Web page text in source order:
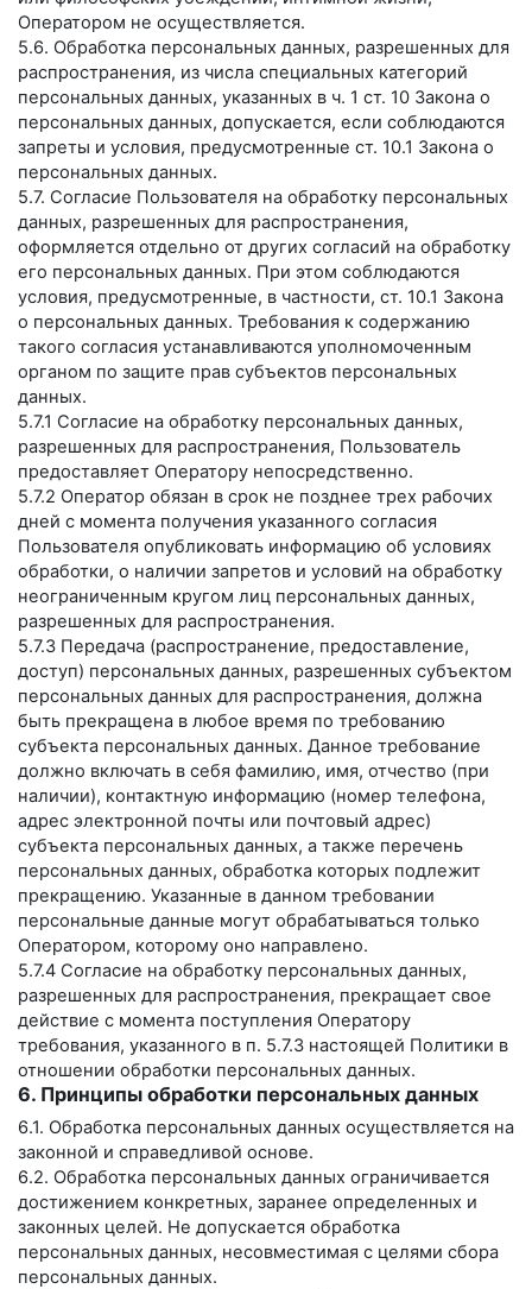
Оператором не осуществляется.
5.6. Обработка персональных данных, разрешенных для
распространения, из числа специальных категорий
персональных данных, указанных в ч. 1 ст. 10 Закона о
персональных данных, допускается, если соблюдаются
запреты и условия, предусмотренные ст. 10.1 Закона о
персональных данных.
5.7. Согласие Пользователя на обработку персональных
данных, разрешенных для распространения,
оформляется отдельно от других согласий на обработку
его персональных данных. При этом соблюдаются
условия, предусмотренные, в частности, ст. 10.1 Закона
о персональных данных. Требования к содержанию
такого согласия устанавливаются уполномоченным
органом по защите прав субъектов персональных
данных.
5.7.1 Согласие на обработку персональных данных,
разрешенных для распространения, Пользователь
предоставляет Оператору непосредственно.
5.7.2 Оператор обязан в срок не позднее трех рабочих
дней с момента получения указанного согласия
Пользователя опубликовать информацию об условиях
обработки, о наличии запретов и условий на обработку
неограниченным кругом лиц персональных данных,
разрешенных для распространения.
5.7.3 Передача (распространение, предоставление,
доступ) персональных данных, разрешенных субъектом
персональных данных для распространения, должна
быть прекращена в любое время по требованию
субъекта персональных данных. Данное требование
должно включать в себя фамилию, имя, отчество (при
наличии), контактную информацию (номер телефона,
адрес электронной почты или почтовый адрес)
субъекта персональных данных, а также перечень
персональных данных, обработка которых подлежит
прекращению. Указанные в данном требовании
персональные данные могут обрабатываться только
Оператором, которому оно направлено.
5.7.4 Согласие на обработку персональных данных,
разрешенных для распространения, прекращает свое
действие с момента поступления Оператору
требования, указанного в п. 5.7.3 настоящей Политики в
отношении обработки персональных данных.
6. Принципы обработки персональных данных
6.1. Обработка персональных данных осуществляется на
законной и справедливой основе.
6.2. Обработка персональных данных ограничивается
достижением конкретных, заранее определенных и
законных целей. Не допускается обработка
персональных данных, несовместимая с целями сбора
персональных данных.